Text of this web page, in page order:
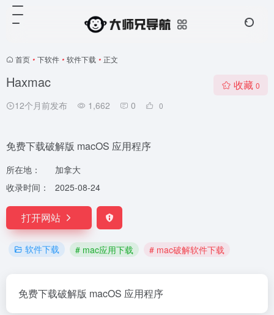
首页 • 下软件 • 软件下载 • 正文
Haxmac
12个月前发布 1,662 0 0
收藏 0
免费下载破解版 macOS 应用程序
所在地：
加拿大
收录时间：
2025-08-24
打开网站
软件下载 # mac应用下载 # mac破解软件下载
免费下载破解版 macOS 应用程序